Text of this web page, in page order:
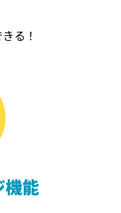
る！
機能